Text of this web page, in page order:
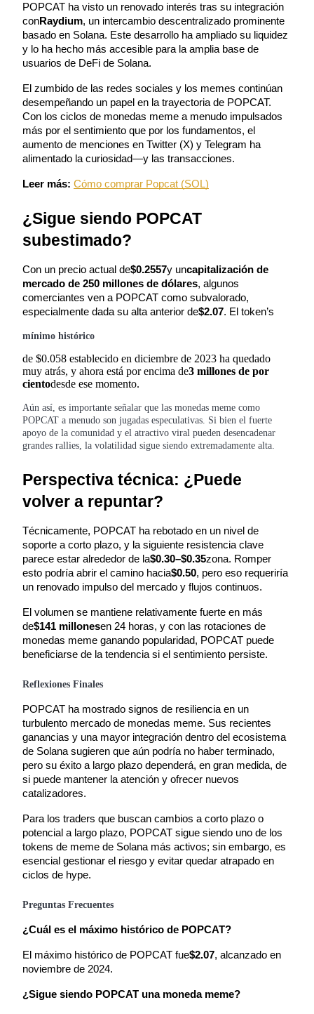
Conviértete en un Trader de Copia
Disfruta del reparto de beneficios y comisiones de copy trading
Análisis de big data que incluye información comercial, etc.
Guía
Guía de inicio de futuros
Estrategias comerciales
Aprenda cómo mantenerse rentable
Earn
Power Piggy
Gana recompensas competitivas diariamente
POPCAT ha visto un renovado interés tras su integración
conRaydium, un intercambio descentralizado prominente
basado en Solana. Este desarrollo ha ampliado su liquidez
y lo ha hecho más accesible para la amplia base de
usuarios de DeFi de Solana.
El zumbido de las redes sociales y los memes continúan
desempeñando un papel en la trayectoria de POPCAT.
Con los ciclos de monedas meme a menudo impulsados
más por el sentimiento que por los fundamentos, el
aumento de menciones en Twitter (X) y Telegram ha
alimentado la curiosidad—y las transacciones.
Leer más: Cómo comprar Popcat (SOL)
¿Sigue siendo POPCAT
subestimado?
Con un precio actual de$0.2557y uncapitalización de
mercado de 250 millones de dólares, algunos
comerciantes ven a POPCAT como subvalorado,
especialmente dada su alta anterior de$2.07. El token’s
mínimo histórico
de $0.058 establecido en diciembre de 2023 ha quedado
muy atrás, y ahora está por encima de3 millones de por
cientodesde ese momento.
Aún así, es importante señalar que las monedas meme como
POPCAT a menudo son jugadas especulativas. Si bien el fuerte
apoyo de la comunidad y el atractivo viral pueden desencadenar
grandes rallies, la volatilidad sigue siendo extremadamente alta.
Perspectiva técnica: ¿Puede
volver a repuntar?
Técnicamente, POPCAT ha rebotado en un nivel de
soporte a corto plazo, y la siguiente resistencia clave
parece estar alrededor de la$0.30–$0.35zona. Romper
esto podría abrir el camino hacia$0.50, pero eso requeriría
un renovado impulso del mercado y flujos continuos.
El volumen se mantiene relativamente fuerte en más
de$141 millonesen 24 horas, y con las rotaciones de
monedas meme ganando popularidad, POPCAT puede
beneficiarse de la tendencia si el sentimiento persiste.
Reflexiones Finales
POPCAT ha mostrado signos de resiliencia en un
turbulento mercado de monedas meme. Sus recientes
ganancias y una mayor integración dentro del ecosistema
de Solana sugieren que aún podría no haber terminado,
pero su éxito a largo plazo dependerá, en gran medida, de
si puede mantener la atención y ofrecer nuevos
catalizadores.
Para los traders que buscan cambios a corto plazo o
potencial a largo plazo, POPCAT sigue siendo uno de los
tokens de meme de Solana más activos; sin embargo, es
esencial gestionar el riesgo y evitar quedar atrapado en
ciclos de hype.
Preguntas Frecuentes
¿Cuál es el máximo histórico de POPCAT?
El máximo histórico de POPCAT fue$2.07, alcanzado en
noviembre de 2024.
¿Sigue siendo POPCAT una moneda meme?